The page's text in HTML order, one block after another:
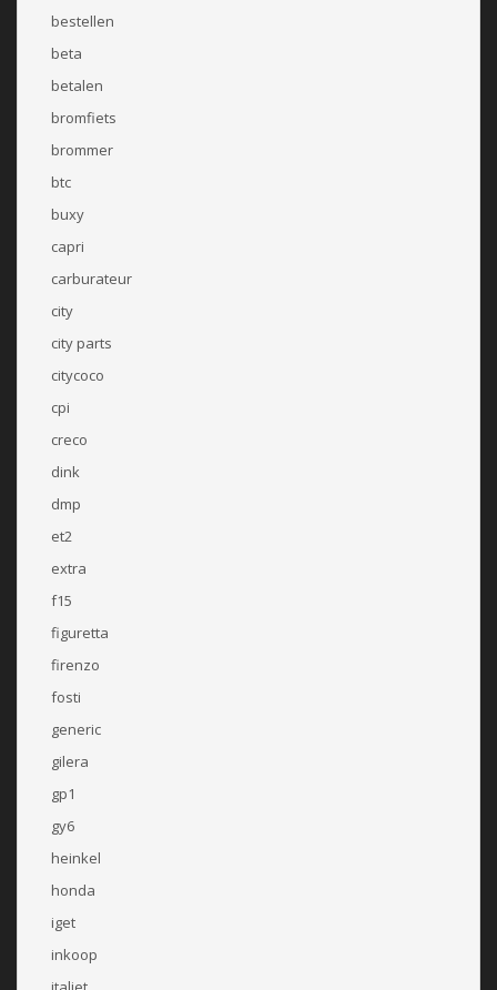
bestellen
beta
betalen
bromfiets
brommer
btc
buxy
capri
carburateur
city
city parts
citycoco
cpi
creco
dink
dmp
et2
extra
f15
figuretta
firenzo
fosti
generic
gilera
gp1
gy6
heinkel
honda
iget
inkoop